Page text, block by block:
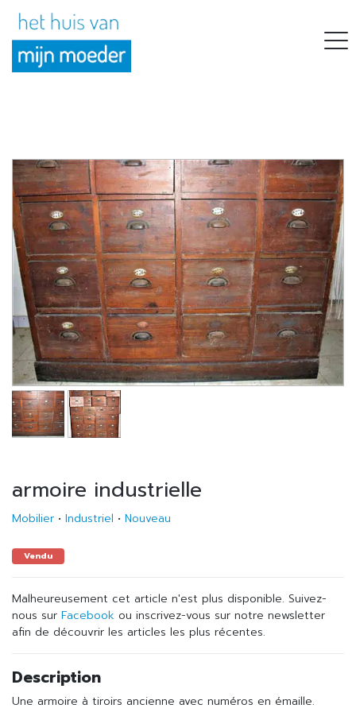
armoire industrielle
Mobilier • Industriel • Nouveau
Vendu
Malheureusement cet article n'est plus disponible. Suivez-
nous sur Facebook ou inscrivez-vous sur notre newsletter
afin de découvrir les articles les plus récentes.
Description
Une armoire à tiroirs ancienne avec numéros en émaille.